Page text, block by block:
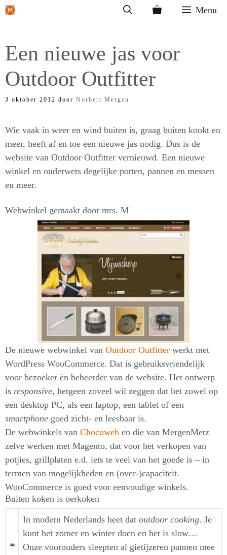
Ga
inhoud
Menu
Een nieuwe jas voor
Outdoor Outfitter
3 oktober 2012 door Norbert Mergen
Wie vaak in weer en wind buiten is, graag buiten kookt en
meer, heeft af en toe een nieuwe jas nodig. Dus is de
website van Outdoor Outfitter vernieuwd. Een nieuwe
winkel en ouderwets degelijke potten, pannen en messen
en meer.
Webwinkel gemaakt door mrs. M
De nieuwe webwinkel van Outdoor Outfitter werkt met
WordPress WooCommerce. Dat is gebruiksvriendelijk
voor bezoeker èn beheerder van de website. Het ontwerp
is responsive, hetgeen zoveel wil zeggen dat het zowel op
een desktop PC, als een laptop, een tablet of een
smartphone goed zicht- en leesbaar is.
De webwinkels van Chocoweb en die van MergenMetz
zelve werken met Magento, dat voor het verkopen van
potjies, grillplaten e.d. iets te veel van het goede is – in
termen van mogelijkheden en (over-)capaciteit.
WooCommerce is goed voor eenvoudige winkels.
Buiten koken is oerkoken
In modern Nederlands heet dat outdoor cooking. Je
kunt het zomer en winter doen en het is slow…
Onze voorouders sleepten al gietijzeren pannen mee